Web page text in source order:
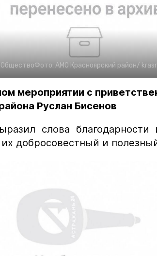
ОбществоФото: АМО Красноярский район/
мероприятии с
Руслан Бисенов
слова благодарности
добросовестный и